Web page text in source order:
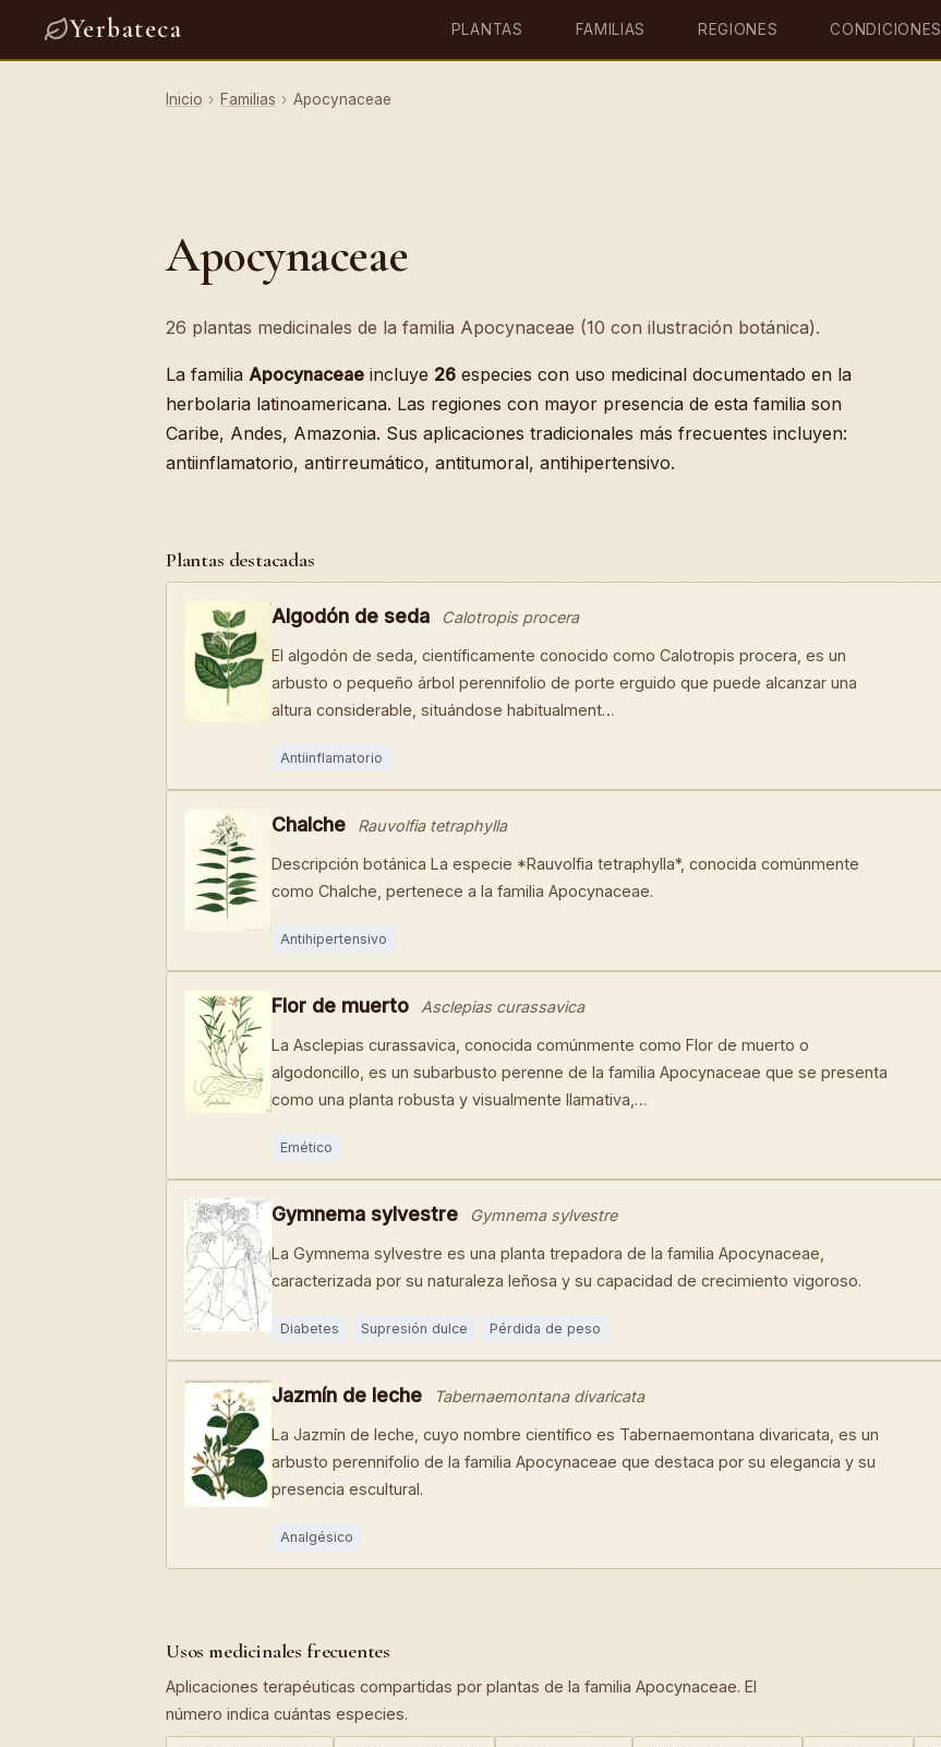
Yerbateca PLANTAS FAMILIAS REGIONES CONDICIONES
Inicio › Familias › Apocynaceae
Apocynaceae
26 plantas medicinales de la familia Apocynaceae (10 con ilustración botánica).
La familia Apocynaceae incluye 26 especies con uso medicinal documentado en la
herbolaria latinoamericana. Las regiones con mayor presencia de esta familia son
Caribe, Andes, Amazonia. Sus aplicaciones tradicionales más frecuentes incluyen:
antiinflamatorio, antirreumático, antitumoral, antihipertensivo.
Plantas destacadas
Algodón de seda Calotropis procera
El algodón de seda, científicamente conocido como Calotropis procera, es un
arbusto o pequeño árbol perennifolio de porte erguido que puede alcanzar una
altura considerable, situándose habitualment…
Antiinflamatorio
Chalche Rauvolfia tetraphylla
Descripción botánica La especie *Rauvolfia tetraphylla*, conocida comúnmente
como Chalche, pertenece a la familia Apocynaceae.
Antihipertensivo
Flor de muerto Asclepias curassavica
La Asclepias curassavica, conocida comúnmente como Flor de muerto o
algodoncillo, es un subarbusto perenne de la familia Apocynaceae que se presenta
como una planta robusta y visualmente llamativa,…
Emético
Gymnema sylvestre Gymnema sylvestre
La Gymnema sylvestre es una planta trepadora de la familia Apocynaceae,
caracterizada por su naturaleza leñosa y su capacidad de crecimiento vigoroso.
Diabetes Supresión dulce Pérdida de peso
Jazmín de leche Tabernaemontana divaricata
La Jazmín de leche, cuyo nombre científico es Tabernaemontana divaricata, es un
arbusto perennifolio de la familia Apocynaceae que destaca por su elegancia y su
presencia escultural.
Analgésico
Usos medicinales frecuentes
Aplicaciones terapéuticas compartidas por plantas de la familia Apocynaceae. El
número indica cuántas especies.